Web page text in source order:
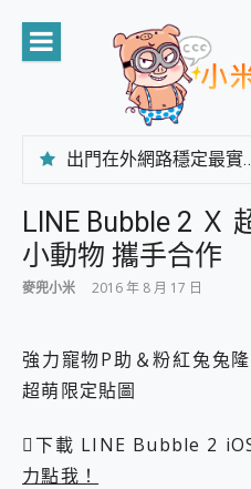
content
出門在外網路穩定最實在 「台灣大哥大」榮獲 4G/5G
CP 值天花板~ Bongcom BS5 足球君開箱~ 短焦投影機 3千元就能擁有！ 折扣碼在這～
專為
AI 支付 一錶搞定大小事 Xiaomi Watch 5 開箱 評測
一鍵修復模糊影片、舊照的 AI 好幫
LINE Bubble 2 Ｘ
小動物 攜手合作
麥兜小米 2016 年 8 月 17 日
強力寵物P助＆粉紅兔兔
超萌限定貼圖
下載 LINE Bubble 2
力點我！